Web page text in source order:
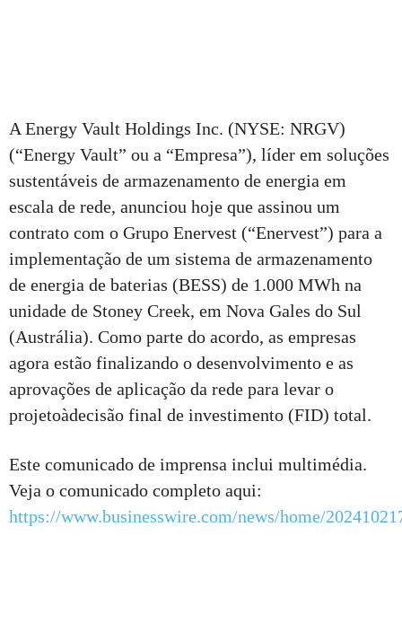
A Energy Vault Holdings Inc. (NYSE: NRGV)
(“Energy Vault” ou a “Empresa”), líder em soluções
sustentáveis de armazenamento de energia em
escala de rede, anunciou hoje que assinou um
contrato com o Grupo Enervest (“Enervest”) para a
implementação de um sistema de armazenamento
de energia de baterias (BESS) de 1.000 MWh na
unidade de Stoney Creek, em Nova Gales do Sul
(Austrália). Como parte do acordo, as empresas
agora estão finalizando o desenvolvimento e as
aprovações de aplicação da rede para levar o
projetoàdecisão final de investimento (FID) total.
Este comunicado de imprensa inclui multimédia.
Veja o comunicado completo aqui:
https://www.businesswire.com/news/home/